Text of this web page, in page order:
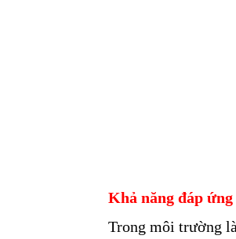
Khả năng đáp
Trong môi trường